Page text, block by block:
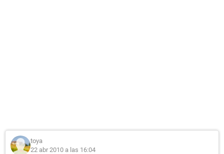
toya
22 abr 2010 a las 16:04